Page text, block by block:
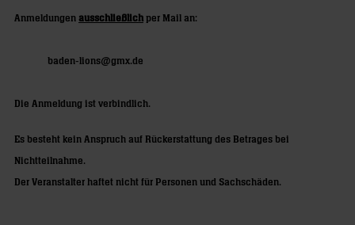
Anmeldungen ausschließlich per Mail an:
baden-lions@gmx.de
Die Anmeldung ist verbindlich.
Es besteht kein Anspruch auf Rückerstattung des Betrages bei
Nichtteilnahme.
Der Veranstalter haftet nicht für Personen und Sachschäden.